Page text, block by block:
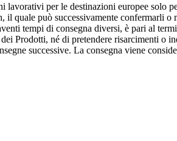
per le destinazioni europee solo
quale può successivamente confermarli
tempi di consegna diversi, è pari al
Prodotti, né di pretendere risarcimenti o
successive. La consegna viene